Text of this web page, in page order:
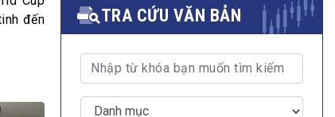
đến
TRA CỨU VĂN BẢN